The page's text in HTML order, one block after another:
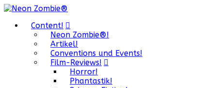
Content!
Neon Zombie®!
Artikel!
Conventions und Events!
Film-Reviews!
Horror!
Phantastik!